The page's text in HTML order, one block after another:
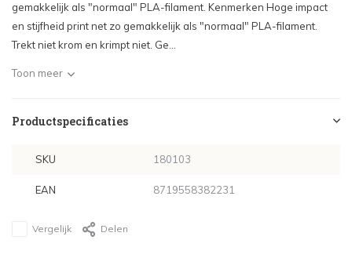
gemakkelijk als "normaal" PLA-filament. Kenmerken Hoge impact
en stijfheid print net zo gemakkelijk als "normaal" PLA-filament.
Trekt niet krom en krimpt niet. Ge...
Toon meer
Productspecificaties
SKU 180103
EAN 8719558382231
Vergelijk Delen